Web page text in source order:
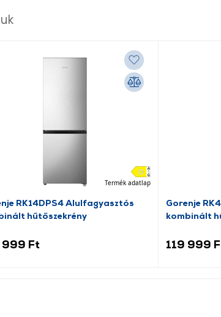
Termék adatlap
RK14DPS4 Alulfagyasztós
hűtőszekrény
999 Ft
Gorenje
kombinált
119 999